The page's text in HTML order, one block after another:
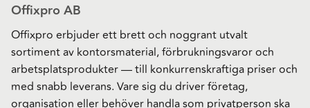
Offixpro AB
Offixpro erbjuder ett brett och noggrant utvalt
sortiment av kontorsmaterial, förbrukningsvaror och
arbetsplatsprodukter — till konkurrenskraftiga priser och
med snabb leverans. Vare sig du driver företag,
organisation eller behöver handla som privatperson ska